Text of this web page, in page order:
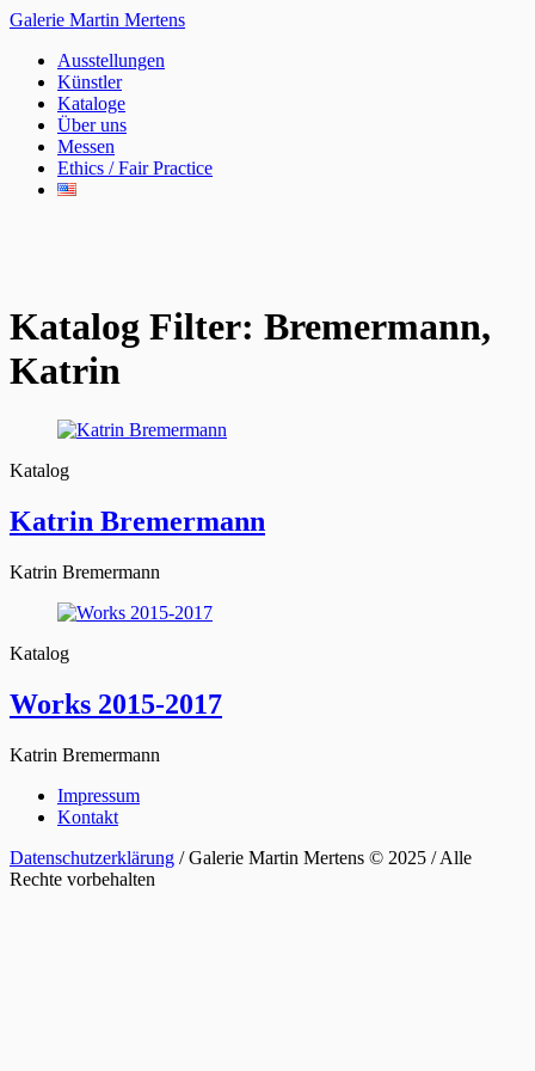
Galerie Martin Mertens
Ausstellungen
Künstler
Kataloge
Über uns
Messen
Ethics / Fair Practice
Katalog Filter: Bremermann,
Katrin
Katalog
Katrin Bremermann
Katrin Bremermann
Katalog
Works 2015-2017
Katrin Bremermann
Impressum
Kontakt
Datenschutzerklärung / Galerie Martin Mertens © 2025 / Alle
Rechte vorbehalten